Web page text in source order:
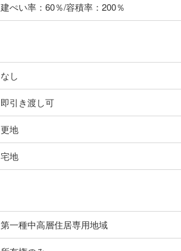
建ぺい率：60％/容積率：200％
なし
即引き渡し可
更地
宅地
第一種中高層住居専用地域